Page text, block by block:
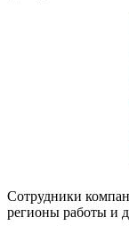
Сотрудники
регионы работы и